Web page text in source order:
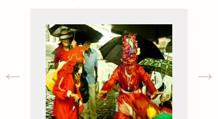
← →